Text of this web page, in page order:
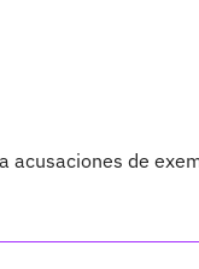
acusaciones de